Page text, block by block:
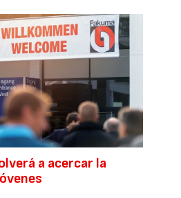
a acercar la